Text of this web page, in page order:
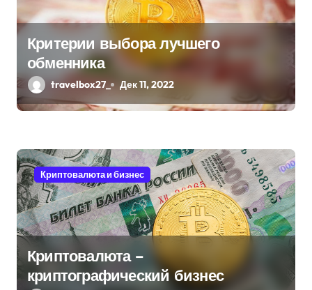
а
п
и
с
я
м
Критерии выбора лучшего
обменника
travelbox27_ Дек 11, 2022
Криптовалюта и бизнес
Криптовалюта –
криптографический бизнес